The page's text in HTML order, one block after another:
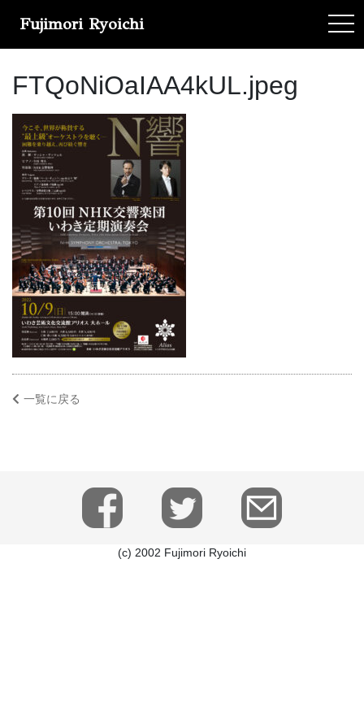
Fujimori Ryoichi
FTQoNiOaIAA4kUL.jpeg
一覧に戻る
(c) 2002 Fujimori Ryoichi